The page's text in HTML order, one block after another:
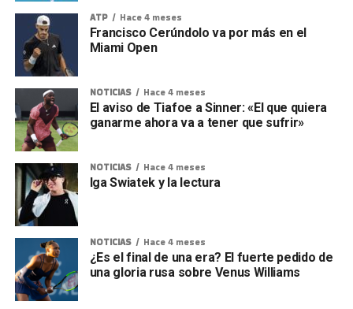
ATP Hace 4 meses
Francisco Cerúndolo va por más en el
Miami Open
NOTICIAS Hace 4 meses
El aviso de Tiafoe a Sinner: «El que quiera
ganarme ahora va a tener que sufrir»
NOTICIAS Hace 4 meses
Iga Swiatek y la lectura
NOTICIAS Hace 4 meses
¿Es el final de una era? El fuerte pedido de
una gloria rusa sobre Venus Williams